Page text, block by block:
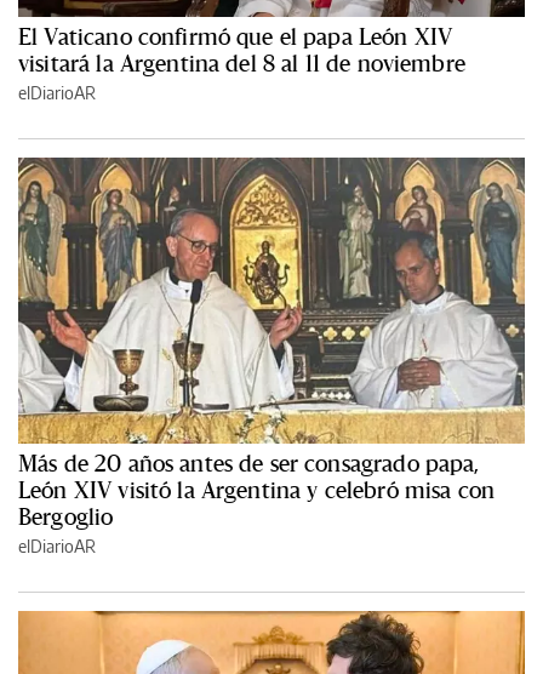
El Vaticano confirmó que el papa León XIV
visitará la Argentina del 8 al 11 de noviembre
elDiarioAR
Más de 20 años antes de ser consagrado papa,
León XIV visitó la Argentina y celebró misa con
Bergoglio
elDiarioAR